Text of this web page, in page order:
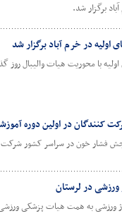
برگزار شد.
در خرم آباد برگزار شد
با محوریت هیات والیبال روز
در اولین دوره
فشار خون در سراسر کشور شرکت
ورزشی در لرستان
ورزشی به همت هیات پزشکی